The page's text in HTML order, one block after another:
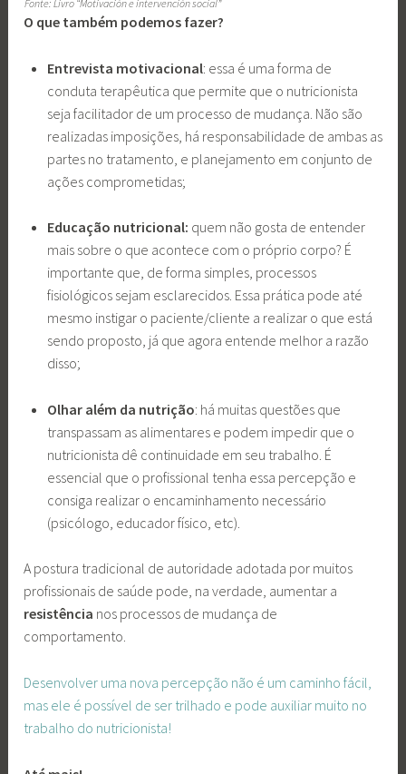
Fonte: Livro “Motivación e intervención social”
O que também podemos fazer?
Entrevista motivacional: essa é uma forma de
conduta terapêutica que permite que o nutricionista
seja facilitador de um processo de mudança. Não são
realizadas imposições, há responsabilidade de ambas as
partes no tratamento, e planejamento em conjunto de
ações comprometidas;
Educação nutricional: quem não gosta de entender
mais sobre o que acontece com o próprio corpo? É
importante que, de forma simples, processos
fisiológicos sejam esclarecidos. Essa prática pode até
mesmo instigar o paciente/cliente a realizar o que está
sendo proposto, já que agora entende melhor a razão
disso;
Olhar além da nutrição: há muitas questões que
transpassam as alimentares e podem impedir que o
nutricionista dê continuidade em seu trabalho. É
essencial que o profissional tenha essa percepção e
consiga realizar o encaminhamento necessário
(psicólogo, educador físico, etc).
A postura tradicional de autoridade adotada por muitos
profissionais de saúde pode, na verdade, aumentar a
resistência nos processos de mudança de
comportamento.
Desenvolver uma nova percepção não é um caminho fácil,
mas ele é possível de ser trilhado e pode auxiliar muito no
trabalho do nutricionista!